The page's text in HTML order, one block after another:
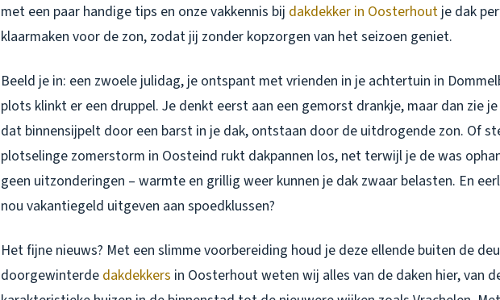
met een paar handige tips en onze vakkennis bij dakdekker in Oosterhout je dak
klaarmaken voor de zon, zodat jij zonder kopzorgen van het seizoen geniet.
Beeld je in: een zwoele julidag, je ontspant met vrienden in je achtertuin in
plots klinkt er een druppel. Je denkt eerst aan een gemorst drankje, maar dan zie
dat binnensijpelt door een barst in je dak, ontstaan door de uitdrogende zon. Of
plotselinge zomerstorm in Oosteind rukt dakpannen los, net terwijl je de was
geen uitzonderingen – warmte en grillig weer kunnen je dak zwaar belasten. En
nou vakantiegeld uitgeven aan spoedklussen?
Het fijne nieuws? Met een slimme voorbereiding houd je deze ellende buiten de
doorgewinterde dakdekkers in Oosterhout weten wij alles van de daken hier, van